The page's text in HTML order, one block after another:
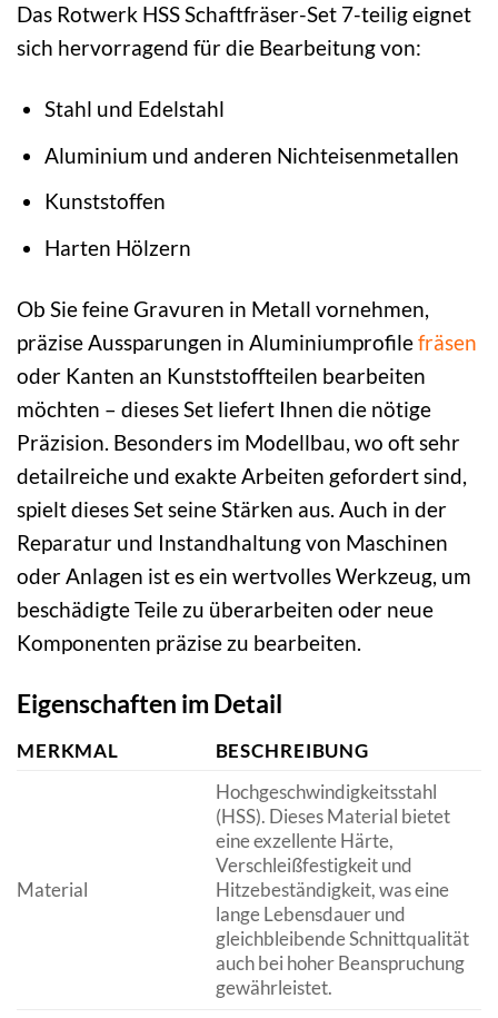
Das Rotwerk HSS Schaftfräser-Set 7-teilig eignet
sich hervorragend für die Bearbeitung von:
Stahl und Edelstahl
Aluminium und anderen Nichteisenmetallen
Kunststoffen
Harten Hölzern
Ob Sie feine Gravuren in Metall vornehmen,
präzise Aussparungen in Aluminiumprofilefräsen
oder Kanten an Kunststoffteilen bearbeiten
möchten – dieses Set liefert Ihnen die nötige
Präzision. Besonders im Modellbau, wo oft sehr
detailreiche und exakte Arbeiten gefordert sind,
spielt dieses Set seine Stärken aus. Auch in der
Reparatur und Instandhaltung von Maschinen
oder Anlagen ist es ein wertvolles Werkzeug, um
beschädigte Teile zu überarbeiten oder neue
Komponenten präzise zu bearbeiten.
Eigenschaften im Detail
MERKMAL BESCHREIBUNG
Material
Hochgeschwindigkeitsstahl
(HSS). Dieses Material bietet
eine exzellente Härte,
Verschleißfestigkeit und
Hitzebeständigkeit, was eine
lange Lebensdauer und
gleichbleibende Schnittqualität
auch bei hoher Beanspruchung
gewährleistet.